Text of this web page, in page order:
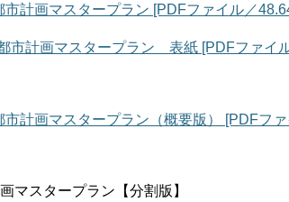
市計画マスタープラン [PDFファイル／
市計画マスタープラン 表紙 [PDFファイ
市計画マスタープラン（概要版） [PDFフ
マスタープラン【分割版】